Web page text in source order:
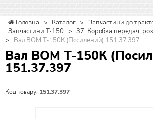
Головна > Каталог > Запчастини до
Запчастини Т-150 > 37. Коробка передач,
>
Вал ВОМ Т-150К (Посилений) 151.37.397
Вал ВОМ Т-150К
151.37.397
Код товару: 151.37.397